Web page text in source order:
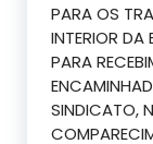
PARA OS
INTERIOR
PARA
SINDICATO,